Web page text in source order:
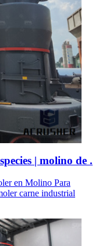
| molino de .
en Molino Para
carne industrial